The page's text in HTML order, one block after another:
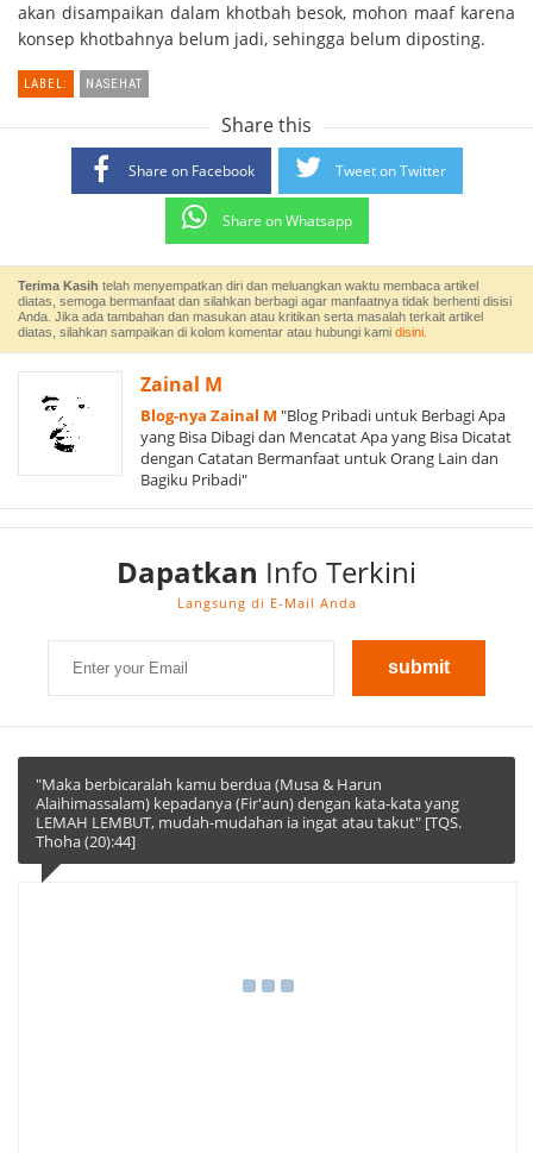
akan disampaikan dalam khotbah besok, mohon maaf karena
konsep khotbahnya belum jadi, sehingga belum diposting.
LABEL: NASEHAT
Share this
Share on Facebook Tweet on Twitter
Share on Whatsapp
Terima Kasih telah menyempatkan diri dan meluangkan waktu membaca artikel
diatas, semoga bermanfaat dan silahkan berbagi agar manfaatnya tidak berhenti disisi
Anda. Jika ada tambahan dan masukan atau kritikan serta masalah terkait artikel
diatas, silahkan sampaikan di kolom komentar atau hubungi kami disini.
Zainal M
Blog-nya Zainal M"Blog Pribadi untuk Berbagi Apa
yang Bisa Dibagi dan Mencatat Apa yang Bisa Dicatat
dengan Catatan Bermanfaat untuk Orang Lain dan
Bagiku Pribadi"
Dapatkan Info Terkini
Langsung di E-Mail Anda
"Maka berbicaralah kamu berdua (Musa & Harun
Alaihimassalam) kepadanya (Fir'aun) dengan kata-kata yang
LEMAH LEMBUT, mudah-mudahan ia ingat atau takut" [TQS.
Thoha (20):44]